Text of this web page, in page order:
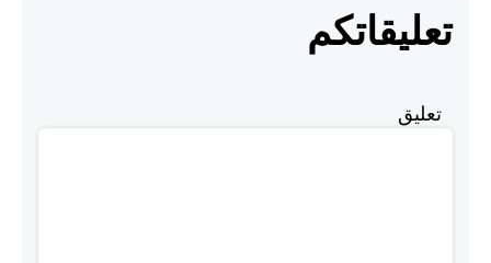
تعليقاتكم
تعليق